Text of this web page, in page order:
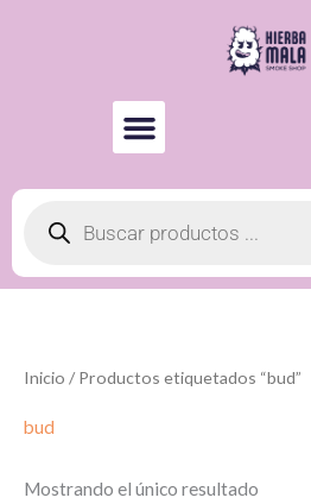
Búsqueda
productos
Inicio / Productos etiquetados “bud”
bud
Mostrando el único resultado